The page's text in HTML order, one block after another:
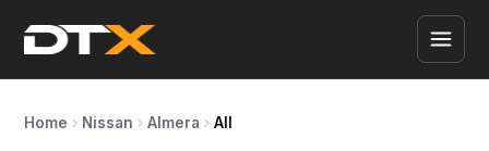
Home Nissan Almera All